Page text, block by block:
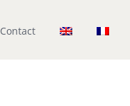
Contact